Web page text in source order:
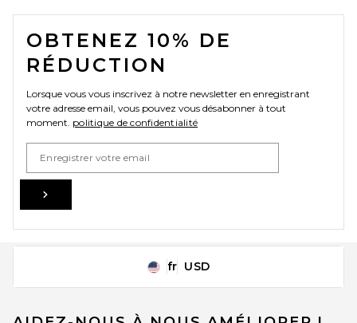
FOOTER
OBTENEZ 10% DE
RÉDUCTION
Lorsque vous vous inscrivez à notre newsletter en enregistrant
votre adresse email, vous pouvez vous désabonner à tout
moment. politique de confidentialité
Change Country Regions
fr USD